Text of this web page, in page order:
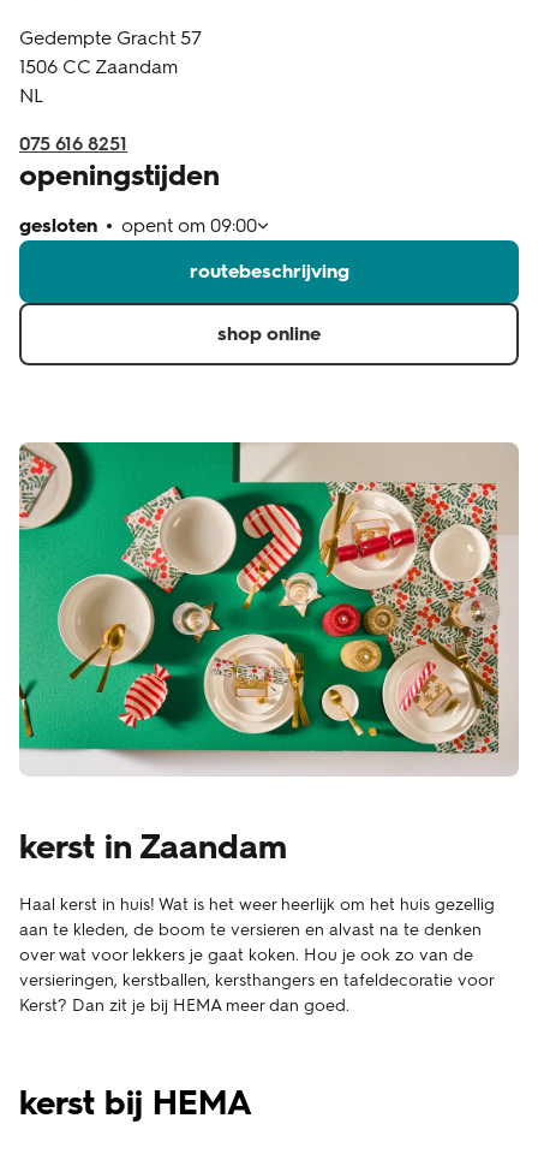
klantenservice
Gedempte Gracht 57
1506 CC Zaandam
NL
075 616 8251
openingstijden
gesloten opent om 09:00
routebeschrijving
shop online
kerst in Zaandam
Haal kerst in huis! Wat is het weer heerlijk om het huis gezellig
aan te kleden, de boom te versieren en alvast na te denken
over wat voor lekkers je gaat koken. Hou je ook zo van de
versieringen, kerstballen, kersthangers en tafeldecoratie voor
Kerst? Dan zit je bij HEMA meer dan goed.
kerst bij HEMA